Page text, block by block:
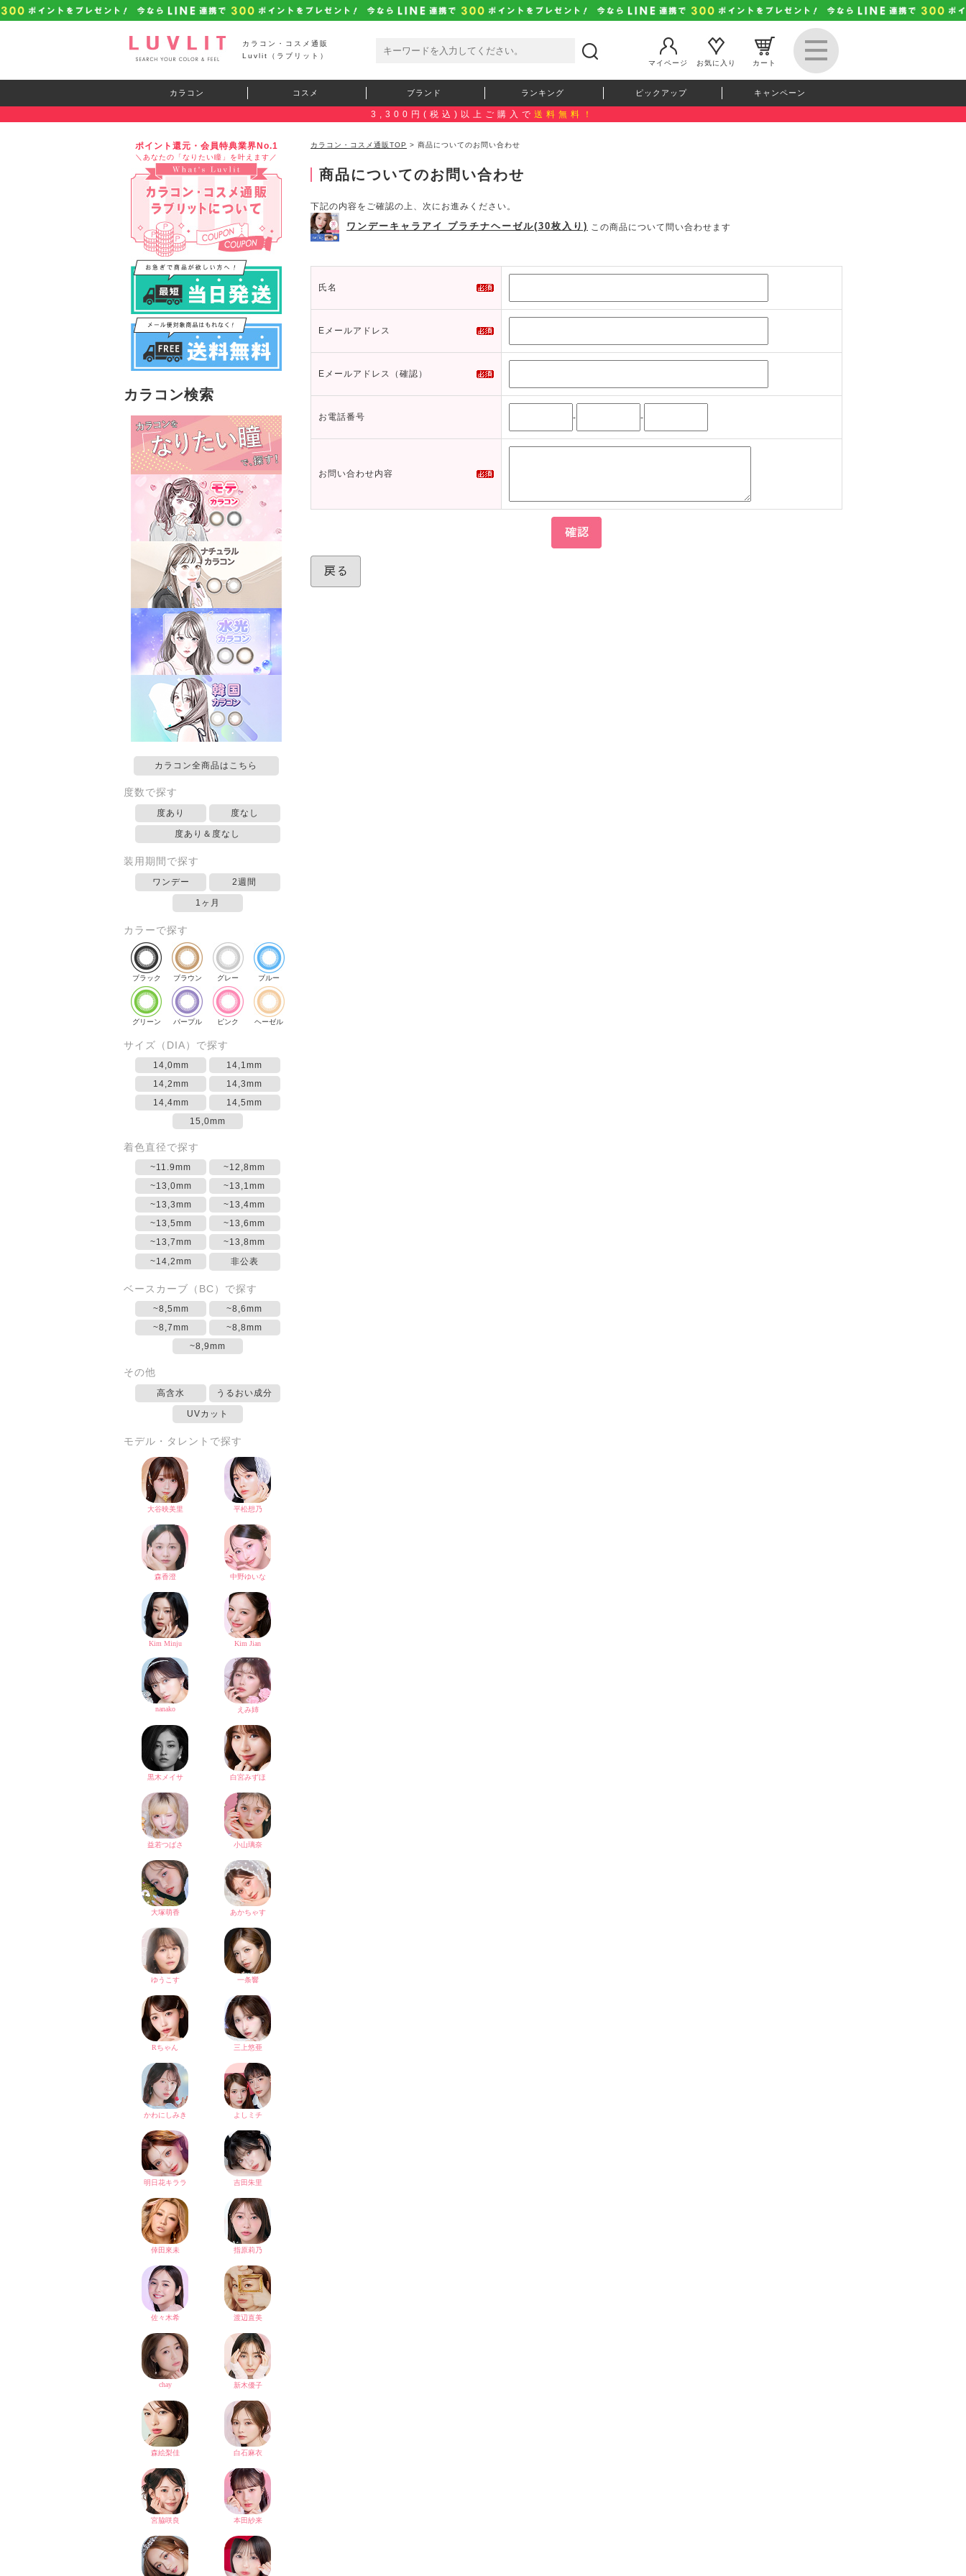
カラコン・コスメ通販
Luvlit（ラブリット）
マイページ
お気に入り カート
カラコン コスメ ブランド ランキング ピックアップ キャンペーン
3,300円(税込)以上ご購入で 送料無料！
ポイント還元・会員特典業界No.1
＼あなたの「なりたい瞳」を叶えます／
カラコン検索
カラコン全商品はこちら
度数で探す
度あり 度なし
度あり＆度なし
装用期間で探す
ワンデー 2週間
1ヶ月
カラーで探す
ブラック ブラウン グレー ブルー
グリーン パープル ピンク ヘーゼル
サイズ（DIA）で探す
14,0mm
14,1mm
14,2mm
14,3mm
14,4mm
14,5mm
15,0mm
着色直径で探す
~11.9mm
~12,8mm
~13,0mm
~13,1mm
~13,3mm
~13,4mm
~13,5mm
~13,6mm
~13,7mm
~13,8mm
~14,2mm
非公表
ベースカーブ（BC）で探す
~8,5mm
~8,6mm
~8,7mm
~8,8mm
~8,9mm
その他
高含水 うるおい成分
UVカット
モデル・タレントで探す
カラコン・コスメ通販TOP > 商品についてのお問い合わせ
商品についてのお問い合わせ
下記の内容をご確認の上、次にお進みください。
ワンデーキャラアイ プラチナヘーゼル(30枚入り) この商品について問い合わせます
氏名
Eメールアドレス
Eメールアドレス（確認）
お電話番号 - -
お問い合わせ内容